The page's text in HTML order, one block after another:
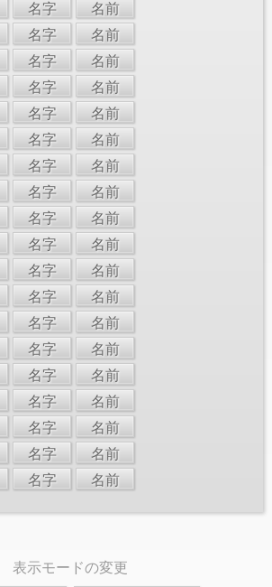
名字 名前
名字 名前
名字 名前
名字 名前
名字 名前
名字 名前
名字 名前
名字 名前
名字 名前
名字 名前
名字 名前
名字 名前
名字 名前
名字 名前
名字 名前
名字 名前
名字 名前
名字 名前
名字 名前
表示モードの変更